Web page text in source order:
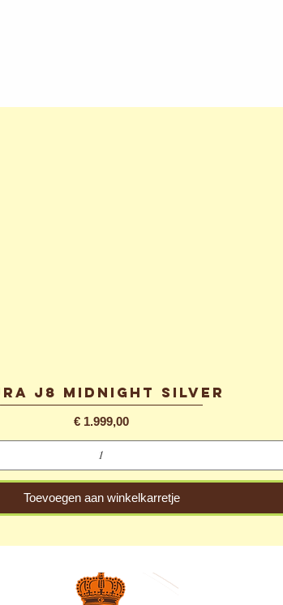
Snel overzicht
J8 Midnight Silver
Prijs
€ 1.999,00
Toevoegen aan winkelkarretje